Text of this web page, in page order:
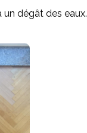
un dégât des eaux.